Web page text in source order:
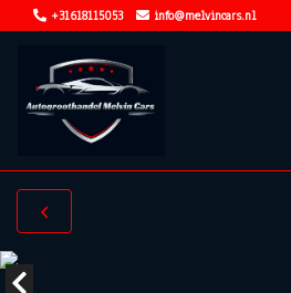
+31618115053 info@melvincars.nl